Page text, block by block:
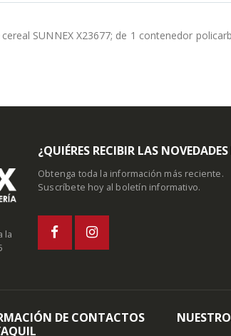
SUNNEX X23677; de 1 contenedor
la
¿QUIÉRES RECIBIR LAS
Obtenga toda la información más reciente.
Suscríbete hoy al boletín informativo.
DE CONTACTOS